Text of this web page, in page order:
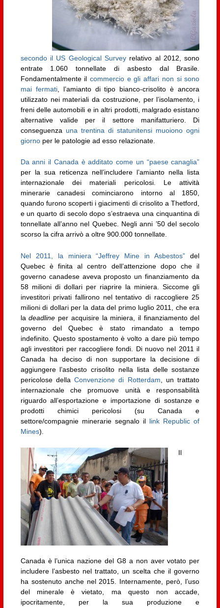
secondo il US Geological Survey relativo al 2012, sono
entrate 1.060 tonnellate di asbesto dal Brasile.
Fondamentalmente ilcommercio e gli affari non si sono
mai fermati, l’amianto di tipo bianco-crisolito è ancora
utilizzato nei materiali da costruzione, per l’isolamento, i
freni delle automobili e in altri prodotti, malgrado esistano
alternative valide per il settore manifatturiero. Di
conseguenza una trentina di statunitensi muoiono ogni
giornoper le patologie ad esso relazionate.
Da anni il Canada è additato come un “paese canaglia”
per la sua reticenza nell’includere l’amianto nella lista
internazionale dei materiali pericolosi. Le attività
minerarie canadesi cominciarono intorno al 1850,
quando furono scoperti i giacimenti di crisolito a Thetford,
e un quarto di secolo dopo s’estraeva una cinquantina di
tonnellate all’anno nel Quebec. Negli anni ’50 del secolo
scorso la cifra arrivò a oltre 900.000 tonnellate.
Nel 2011, la miniera “Jeffrey Mine in Asbestos”del
Quebec è finita al centro dell’attenzione dopo che il
governo canadese aveva proposto un finanziamento da
58 milioni di dollari per riaprire la miniera. Siccome gli
investitori privati fallirono nel tentativo di raccogliere 25
milioni di dollari per la data del primo luglio 2011, che era
ladeadline per acquisire la miniera, il finanziamento del
governo del Quebec è stato rimandato a tempo
indefinito. Questo spostamento è volto a dare più tempo
agli investitori per raccogliere fondi. Di nuovo nel 2011 il
Canada ha deciso di non supportare la decisione di
aggiungere l’asbesto crisolito nella lista delle sostanze
pericolose dellaConvenzione di Rotterdam , un trattato
internazionale che promuove unità e responsabilità
riguardo all’esportazione e importazione di sostanze e
prodotti chimici pericolosi (su Canada e
settore/compagnie minerarie segnalo il link Republic of
Mines).
Il
Canada è l’unica nazione del G8 a non aver votato per
includere l’asbesto nel trattato, un scelta che il governo
ha sostenuto anche nel 2015. Internamente, però, l’uso
del minerale è vietato, ma questo non accade,
ipocritamente, per la sua produzione e